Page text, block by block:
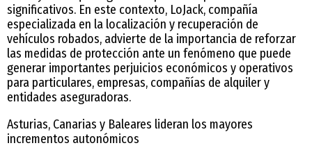
significativos. En este contexto, LoJack, compañía
especializada en la localización y recuperación de
vehículos robados, advierte de la importancia de reforzar
las medidas de protección ante un fenómeno que puede
generar importantes perjuicios económicos y operativos
para particulares, empresas, compañías de alquiler y
entidades aseguradoras.
Asturias, Canarias y Baleares lideran los mayores
incrementos autonómicos